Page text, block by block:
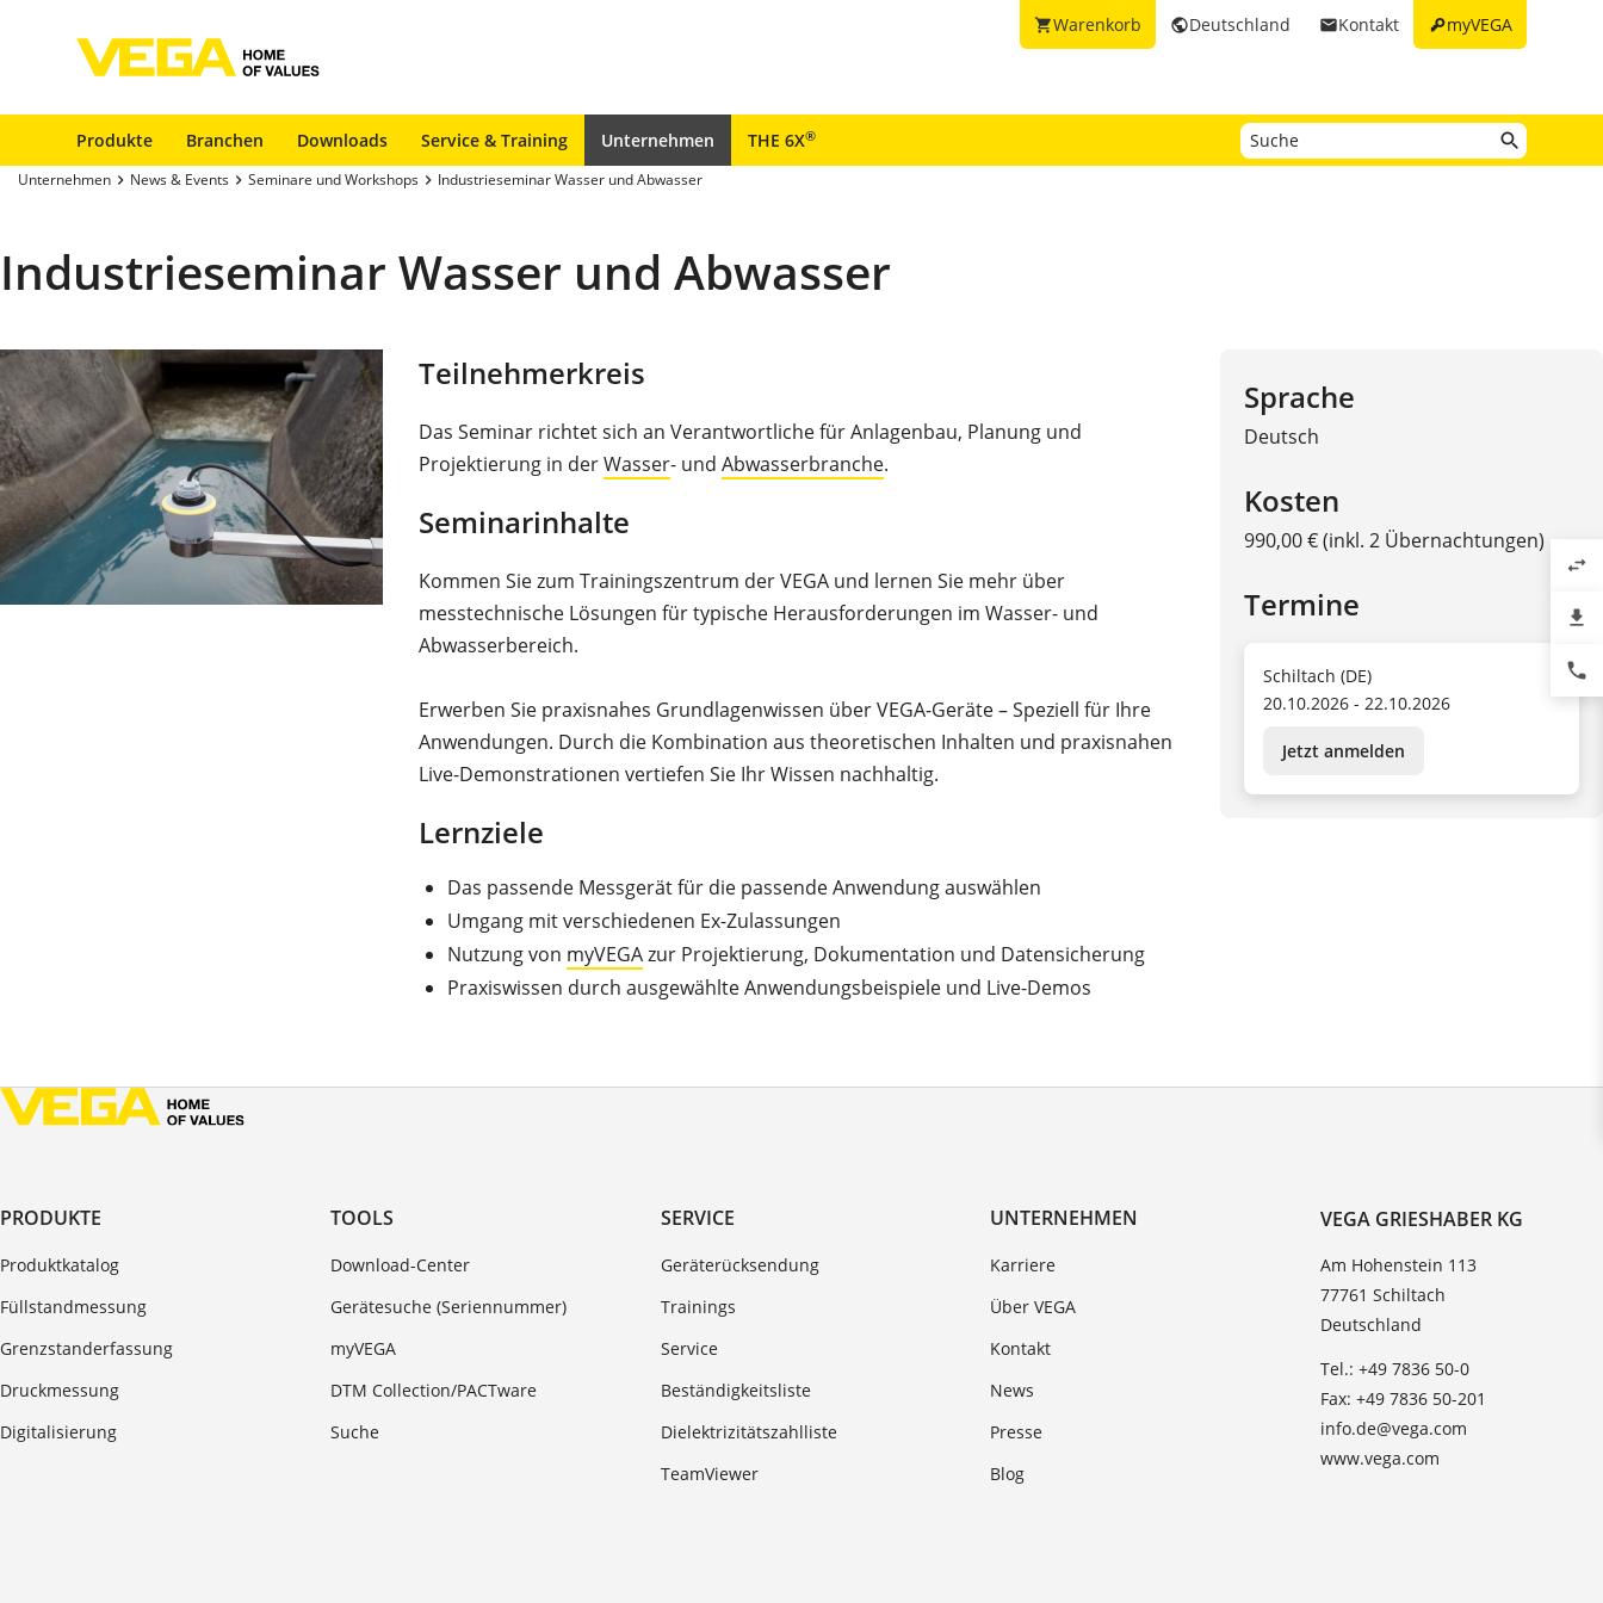
keymyVEGA
emailKontakt
publicDeutschland
shopping_cartWarenkorb
Produkte Branchen Downloads Service & Training Unternehmen THE 6X®
Unternehmen News & Events Seminare und Workshops Industrieseminar Wasser und Abwasser
Industrieseminar Wasser und Abwasser
Teilnehmerkreis
Das Seminar richtet sich an Verantwortliche für Anlagenbau, Planung und
Projektierung in derWasser- und Abwasserbranche.
Seminarinhalte
Kommen Sie zum Trainingszentrum der VEGA und lernen Sie mehr über
messtechnische Lösungen für typische Herausforderungen im Wasser- und
Abwasserbereich.
Erwerben Sie praxisnahes Grundlagenwissen über VEGA-Geräte – Speziell für Ihre
Anwendungen. Durch die Kombination aus theoretischen Inhalten und praxisnahen
Live-Demonstrationen vertiefen Sie Ihr Wissen nachhaltig.
Lernziele
Das passende Messgerät für die passende Anwendung auswählen
Umgang mit verschiedenen Ex-Zulassungen
Nutzung von myVEGAzur Projektierung, Dokumentation und Datensicherung
Praxiswissen durch ausgewählte Anwendungsbeispiele und Live-Demos
Sprache
Deutsch
Kosten
990,00 € (inkl. 2 Übernachtungen)
Termine
Schiltach (DE)
20.10.2026 - 22.10.2026
Jetzt anmelden
PRODUKTE
Produktkatalog
Füllstandmessung
Grenzstanderfassung
Druckmessung
Digitalisierung
TOOLS
Download-Center
Gerätesuche (Seriennummer)
myVEGA
DTM Collection/PACTware
Suche
SERVICE
Geräterücksendung
Trainings
Service
Beständigkeitsliste
Dielektrizitätszahlliste
TeamViewer
UNTERNEHMEN
Karriere
Über VEGA
Kontakt
News
Presse
Blog
VEGA GRIESHABER KG
Am Hohenstein 113
77761 Schiltach
Deutschland
Tel.: +49 7836 50-0
Fax: +49 7836 50-201
info.de@vega.com
www.vega.com
swap_horiz
file_download
phone